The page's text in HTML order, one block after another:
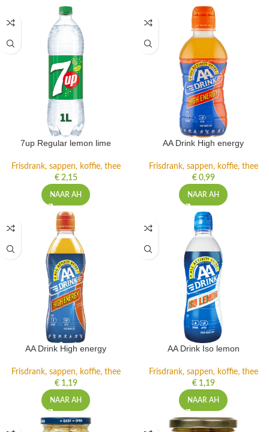
7up Regular lemon lime
Frisdrank, sappen, koffie, thee
€2,15
NAAR AH
AA Drink High energy
Frisdrank, sappen, koffie, thee
€0,99
NAAR AH
AA Drink High energy
Frisdrank, sappen, koffie, thee
€1,19
NAAR AH
AA Drink Iso lemon
Frisdrank, sappen, koffie, thee
€1,19
NAAR AH